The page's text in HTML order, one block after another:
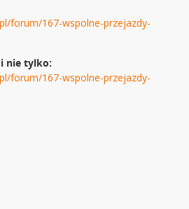
forum/167-wspolne-przejazdy-
i nie tylko:
forum/167-wspolne-przejazdy-